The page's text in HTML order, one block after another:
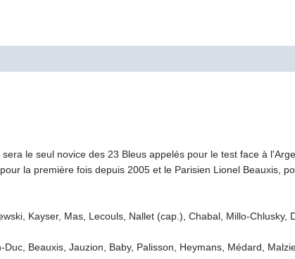
le seul novice des 23 Bleus appelés pour le test face à
la première fois depuis 2005 et le Parisien Lionel Beauxis,
Kayser, Mas, Lecouls, Nallet (cap.), Chabal, Millo-
Beauxis, Jauzion, Baby, Palisson, Heymans, Médard,